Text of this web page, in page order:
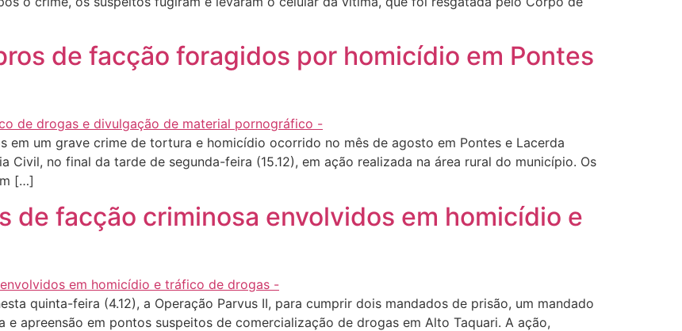
de facção foragidos por homicídio em Pontes
em um grave crime de tortura e homicídio ocorrido no mês de agosto em Pontes e Lacerda
Civil, no final da tarde de segunda-feira (15.12), em ação realizada na área rural do município. Os
[…]
de facção criminosa envolvidos em homicídio e
quinta-feira (4.12), a Operação Parvus II, para cumprir dois mandados de prisão, um mandado
apreensão em pontos suspeitos de comercialização de drogas em Alto Taquari. A ação,